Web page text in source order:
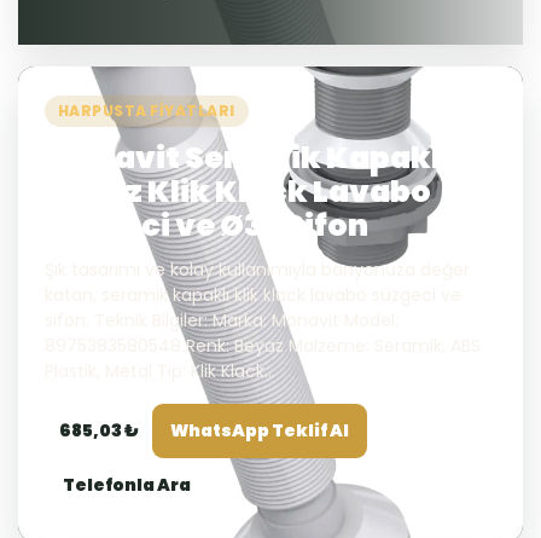
HARPUSTA FIYATLARI
Monavit Seramik Kapaklı
Beyaz Klik Klack Lavabo
Süzgeci ve Ø32 Sifon
Şık tasarımı ve kolay kullanımıyla banyonuza değer
katan, seramik kapaklı klik klack lavabo süzgeci ve
sifon. Teknik Bilgiler: Marka: Monavit Model:
8975383580548 Renk: Beyaz Malzeme: Seramik, ABS
Plastik, Metal Tip: Klik Klack...
685,03 ₺ WhatsApp Teklif Al
Telefonla Ara